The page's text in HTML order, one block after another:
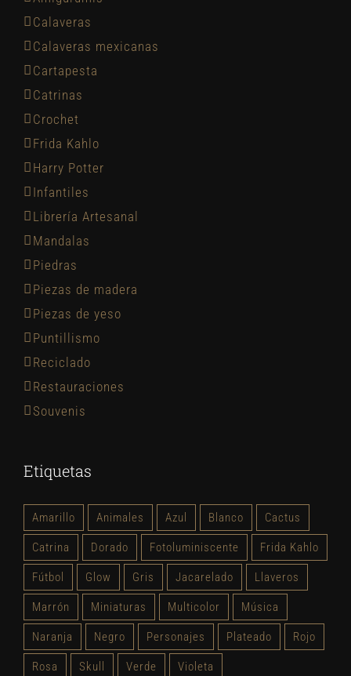
Calaveras
Calaveras mexicanas
Cartapesta
Catrinas
Crochet
Frida Kahlo
Harry Potter
Infantiles
Librería Artesanal
Mandalas
Piedras
Piezas de madera
Piezas de yeso
Puntillismo
Reciclado
Restauraciones
Souvenis
Etiquetas
Amarillo Animales Azul Blanco Cactus
Catrina Dorado Fotoluminiscente Frida Kahlo
Fútbol Glow Gris Jacarelado Llaveros
Marrón Miniaturas Multicolor Música
Naranja Negro Personajes Plateado Rojo
Rosa Skull Verde Violeta